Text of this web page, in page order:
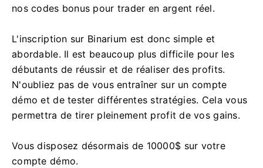
nos codes bonus pour trader en argent réel.
L'inscription sur Binarium est donc simple et
abordable. Il est beaucoup plus difficile pour les
débutants de réussir et de réaliser des profits.
N'oubliez pas de vous entraîner sur un compte
démo et de tester différentes stratégies. Cela vous
permettra de tirer pleinement profit de vos gains.
Vous disposez désormais de 10000$ sur votre
compte démo.